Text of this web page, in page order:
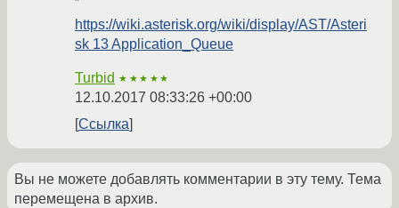
https://wiki.asterisk.org/wiki/display/AST/Asteri
sk 13 Application_Queue
Turbid ★★★★★
12.10.2017 08:33:26 +00:00
Ссылка
Вы не можете добавлять комментарии в эту тему. Тема
перемещена в архив.